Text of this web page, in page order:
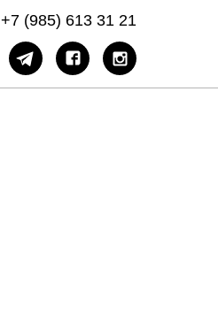
+7 (985) 613 31 21